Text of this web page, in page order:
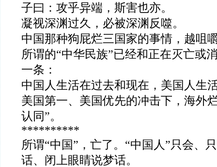
子曰：攻乎异端，斯害也亦。
凝视深渊过久，必被深渊反噬。
中国那种狗屁烂三国家的事情，越咀
所谓的“中华民族”已经和正在灭亡或
一条：
中国人生活在过去和现在，美国人生
美国第一、美国优先的冲击下，海外
认同”。
**********
所谓“中国” ，亡了。“中国人 ”只会、
话、闭上眼睛说梦话。